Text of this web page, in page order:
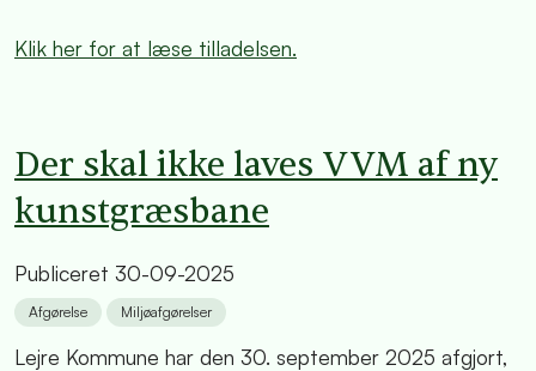
Klik her for at læse tilladelsen.
Der skal ikke laves VVM af ny
kunstgræsbane
Publiceret 30-09-2025
Afgørelse Miljøafgørelser
Lejre Kommune har den 30. september 2025 afgjort,